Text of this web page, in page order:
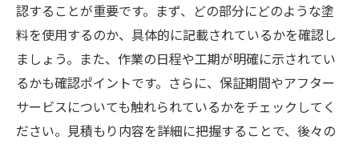
認することが重要です。まず、どの部分にどのような塗
料を使用するのか、具体的に記載されているかを確認し
ましょう。また、作業の日程や工期が明確に示されてい
るかも確認ポイントです。さらに、保証期間やアフター
サービスについても触れられているかをチェックしてく
ださい。見積もり内容を詳細に把握することで、後々の